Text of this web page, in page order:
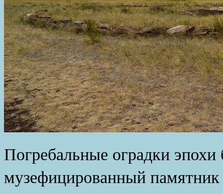
Погребальные оградки
музефицированный